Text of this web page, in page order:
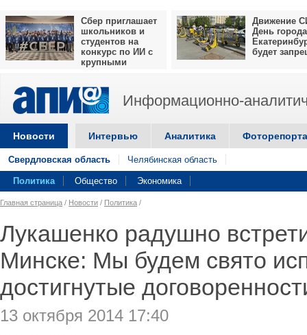
Сбер приглашает
школьников и
студентов на
конкурс по ИИ с
крупными
Движение
День города
будет
Информационно-
Новости Интервью Аналитика
Свердловская область Челябинская область
Политика Общество Экономика
Главная страница / Новости / Политика /
Лукашенко радушно
Минске: Мы будем свято
достигнутые
13 октября 2014 17:40